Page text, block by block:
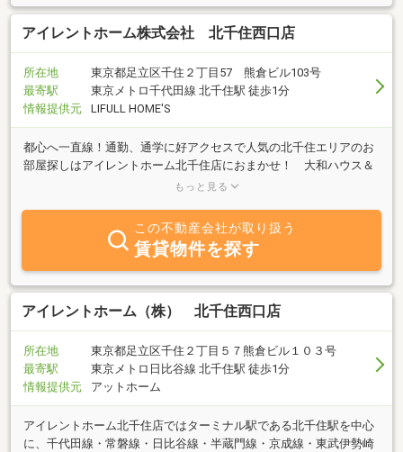
アイレントホーム株式会社 北千住西口店
所在地
東京都足立区千住２丁目57 熊倉ビル103号
最寄駅
東京メトロ千代田線 北千住駅 徒歩1分
情報提供元
LIFULL HOME'S
都心へ一直線！通勤、通学に好アクセスで人気の北千住エリアのお
部屋探しはアイレントホーム北千住店におまかせ！ 大和ハウス＆
旭化成の特約代理店なので、最新情報満載でご来店をお待ちしてお
もっと見る
この不動産会社が取り扱う
賃貸物件を探す
アイレントホーム（株） 北千住西口店
所在地
東京都足立区千住２丁目５７熊倉ビル１０３号
最寄駅
東京メトロ日比谷線 北千住駅 徒歩1分
情報提供元
アットホーム
アイレントホーム北千住店ではターミナル駅である北千住駅を中心
に、千代田線・常磐線・日比谷線・半蔵門線・京成線・東武伊勢崎